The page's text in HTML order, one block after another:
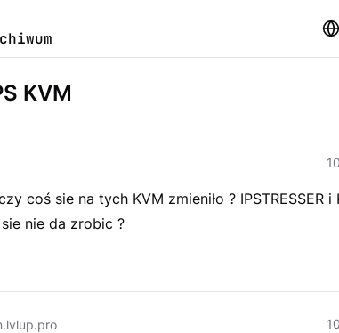
KVM
coś sie na tych KVM zmieniło ? IPSTRESSER i
nie da zrobic ?